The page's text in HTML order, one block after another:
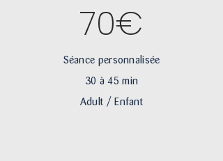
70€
Séance personnalisée
30 à 45 min
Adult / Enfant